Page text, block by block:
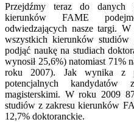
Przejdźmy teraz do danych
kierunków FAME
odwiedzających nasze targi.
wszystkich kierunków studiów
podjąć naukę na studiach
wynosił 25,6%) natomiast 71%
roku 2007). Jak wynika z
potencjalnych kandydatów
magisterskimi. W roku 2009
studiów z zakresu kierunków
12,7% doktoranckie.